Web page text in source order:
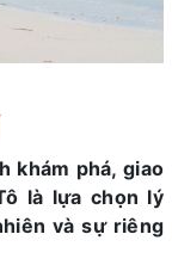
khám phá, giao
là lựa chọn lý
và sự riêng